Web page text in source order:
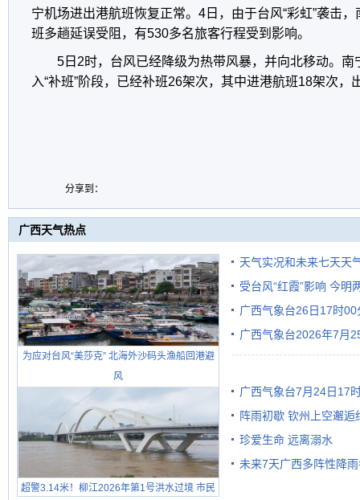
宁机场进出港航班恢复正常。4日，由于台风“彩虹”袭击
班多趟延误受阻，有530多名旅客行程受到影响。
5日2时，台风已经降级为热带风暴，并向北移动。
入“补班”阶段，已经补班26架次，其中进港航班18架次，
分享到：
广西天气热点
为应对台风“美莎克” 北海外沙码头渔船回港避
风
超警3.14米！柳江2026年第1号洪水过境 市民
天气实况和未来七天天
受台风“红霞”影响 今明
有较强降雨
广西气象台26日17时
广西气象台2026年7月
广西气象台7月24日17
阵雨初歇 钦州上空邂逅
珍爱生命 远离溺水
未来7天广西多阵性降